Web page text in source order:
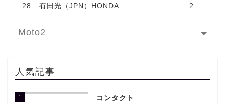
28 有田光（JPN）HONDA 2
Moto2
人気記事
1 コンタクト